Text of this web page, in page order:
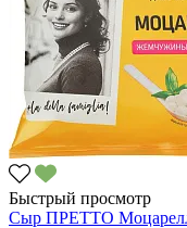
Быстрый просмотр
Сыр ПРЕТТО